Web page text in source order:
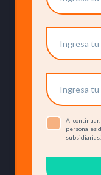
Al
personales
subsidiarias.